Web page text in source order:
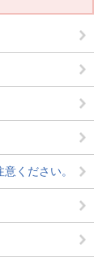
ください。